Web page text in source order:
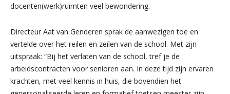
docenten(werk)ruimten veel bewondering.
Directeur Aat van Genderen sprak de aanwezigen toe en
vertelde over het reilen en zeilen van de school. Met zijn
uitspraak: “Bij het verlaten van de school, tref je de
arbeidscontracten voor senioren aan. In deze tijd zijn ervaren
krachten, met veel kennis in huis, die bovendien het